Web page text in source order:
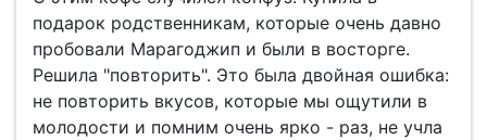
подарок родственникам, которые очень давно
пробовали Марагоджип и были в восторге.
Решила "повторить". Это была двойная ошибка:
не повторить вкусов, которые мы ощутили в
молодости и помним очень ярко - раз, не учла